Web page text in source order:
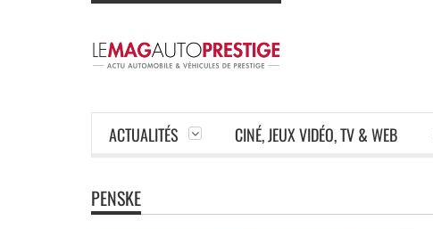
ACTUALITÉS CINÉ, JEUX VIDÉO, TV & WEB
PENSKE